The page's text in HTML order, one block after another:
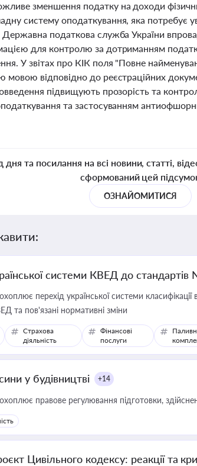
зменшення податку на доходи
систему оподаткування, яка потребує
податкова служба України
для контролю за дотриманням
У звітах про КІК поля "Повне
мовою відповідно до реєстраційних
підвищують прозорість та
та застосуванням
та посилання на всі новини, статті,
сформований цей
ОЗНАЙОМИТИСЯ
системи КВЕД до стандартів
перехід української системи
та пов'язані нормативні зміни
Страхова
діяльність
Фінансові
послуги
у будівництві +14
правове регулювання підготовки,
Цивільного кодексу: реакції та